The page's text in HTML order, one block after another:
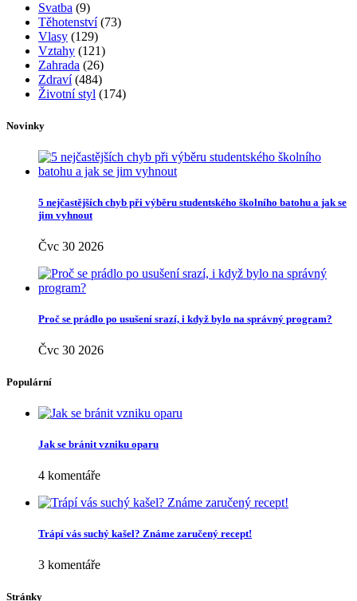
Svatba (9)
Těhotenství(73)
Vlasy (129)
Vztahy (121)
Zahrada (26)
Zdraví(484)
Životní styl (174)
Novinky
5 nejčastějších chyb při výběru studentského školního batohu a jak se
jim vyhnout
Čvc 30 2026
Proč se prádlo po usušení srazí, i když bylo na správný program?
Čvc 30 2026
Populární
Jak se bránit vzniku oparu
4 komentáře
Trápí vás suchý kašel? Známe zaručený recept!
3 komentáře
Stránky